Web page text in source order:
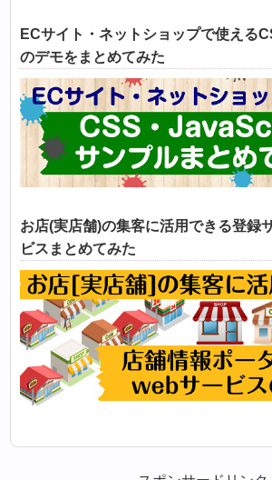
ECサイト・ネットショップで使える
のデモをまとめてみた
お店(実店舗)の集客に活用できる登録
ビスまとめてみた